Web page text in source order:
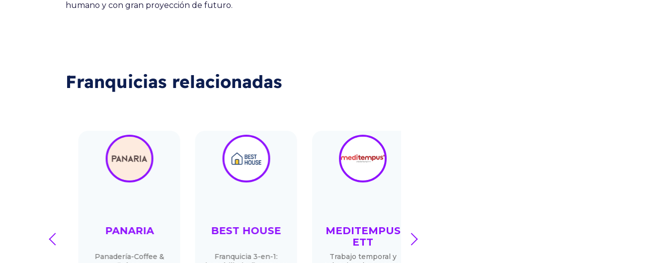
humano y con gran proyección de futuro.
Franquicias relacionadas
PANARIA
Panadería-Coffee &
BEST HOUSE
Franquicia 3-en-1:
MEDITEMPUS
ETT
Trabajo temporal y
prev next